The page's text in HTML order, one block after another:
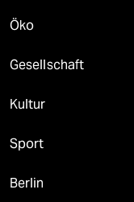
Öko
Gesellschaft
Kultur
Sport
Berlin